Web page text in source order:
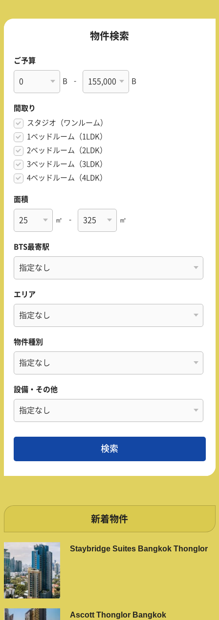
物件検索
ご予算
B - B
間取り
スタジオ（ワンルーム）
1ベッドルーム（1LDK）
2ベッドルーム（2LDK）
3ベッドルーム（3LDK）
4ベッドルーム（4LDK）
面積
㎡ - ㎡
BTS最寄駅
エリア
物件種別
設備・その他
新着物件
Staybridge Suites Bangkok Thonglor
Ascott Thonglor Bangkok